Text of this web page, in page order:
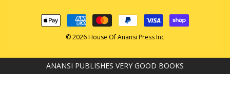
© 2026 House Of Anansi Press Inc
ANANSI PUBLISHES VERY GOOD BOOKS